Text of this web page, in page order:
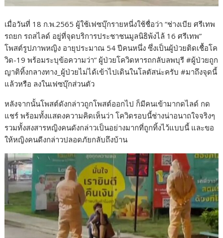
เมื่อวันที่ 18 ก.พ.2565 ผู้ใช้เฟซบุ๊กรายหนี่งใช้ชื่อว่า “ช่างเบีย ศรีเทพ
รถยก รถสไลด์ อยู่ที่จุดบริการประชาชนมูลนิธิพ้งไล้ 16 ศรีเทพ”
โพสต์รูปภาพหญิง อายุประมาณ 54 ปีคนหนึ่ง ซึ่งเป็นผู้ป่วยติดเชื้อโค
วิด-19 พร้อมระบุข้อความว่า” ผู้ป่วยโควิดหารถกลับลพบุรี #ผู้ป่วยถูก
ญาติทิ้งกลางทาง_ผู้ป่วยไม่ได้เข้าไปเดินในโลตัสน่ะครับ #มาถึงจุดนี้
แล้วหรือ ลงในเฟซบุ๊กส่วนตัว
หลังจากนั้นโพสต์ดังกล่าวถูกโพสต์ออกไป ก็มีคนเข้ามากดไลด์ กด
แชร์ พร้อมทั้งแสดงความคิดเห็นว่า โควิดรอบนี้ช่างน่าอนาถใจจริงๆ
รวมทั้งสงสารหญิงคนดังกล่าวเป็นอย่างมากที่ถูกทิ้งไว้แบบนี้ และขอ
ให้หญิงคนดีงกล่าวปลอดภัยกลับถึงบ้าน